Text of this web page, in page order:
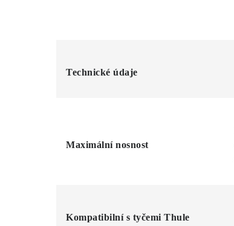
Technické údaje
Maximální nosnost
Kompatibilní s tyčemi Thule